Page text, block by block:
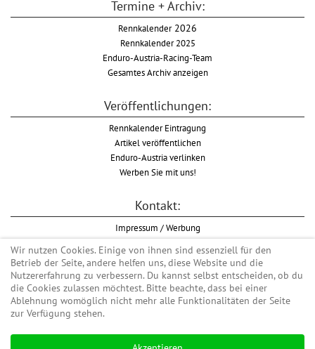
Termine + Archiv:
Rennkalender2026
Rennkalender 2025
Enduro-Austria-Racing-Team
Gesamtes Archiv anzeigen
Veröffentlichungen:
Rennkalender Eintragung
Artikel veröffentlichen
Enduro-Austria verlinken
Werben Sie mit uns!
Kontakt:
Impressum / Werbung
Datenschutzinformation
Informationspflicht WKO
AGB
Wir nutzen Cookies. Einige von ihnen sind essenziell für den
Betrieb der Seite, andere helfen uns, diese Website und die
Nutzererfahrung zu verbessern. Du kannst selbst entscheiden, ob du
die Cookies zulassen möchtest. Bitte beachte, dass bei einer
Ablehnung womöglich nicht mehr alle Funktionalitäten der Seite
zur Verfügung stehen.